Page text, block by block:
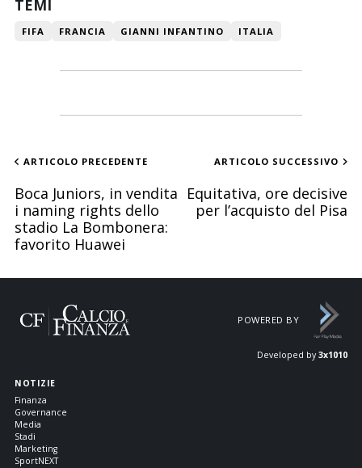
TEMI
FIFA FRANCIA GIANNI INFANTINO ITALIA
ARTICOLO PRECEDENTE
Boca Juniors, in vendita
i naming rights dello
stadio La Bombonera:
favorito Huawei
ARTICOLO SUCCESSIVO
Equitativa, ore decisive
per l’acquisto del Pisa
POWERED BY
Developed by 3x1010
NOTIZIE
Finanza
Governance
Media
Stadi
Marketing
SportNEXT